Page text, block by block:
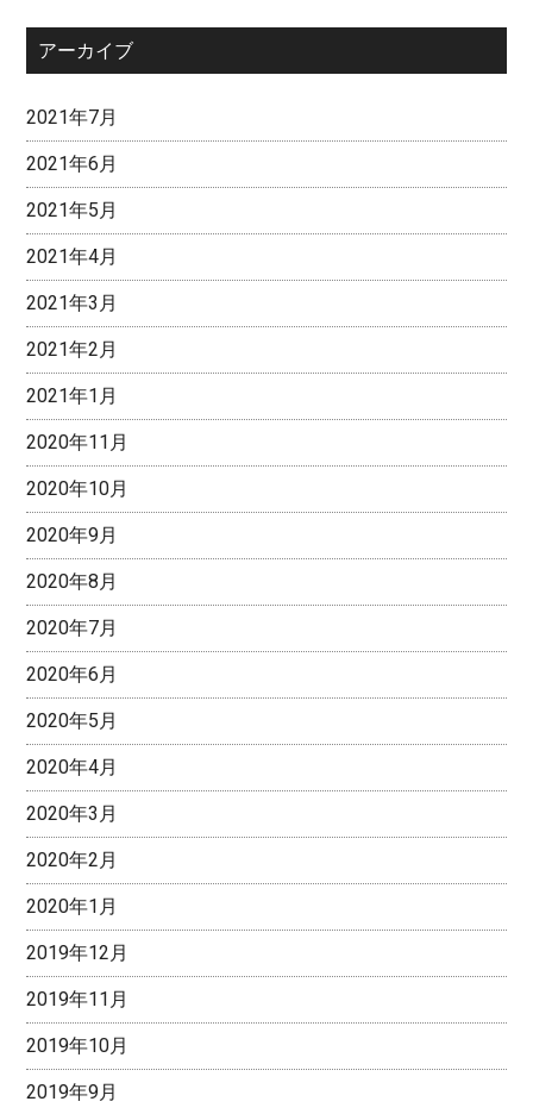
アーカイブ
2021年7月
2021年6月
2021年5月
2021年4月
2021年3月
2021年2月
2021年1月
2020年11月
2020年10月
2020年9月
2020年8月
2020年7月
2020年6月
2020年5月
2020年4月
2020年3月
2020年2月
2020年1月
2019年12月
2019年11月
2019年10月
2019年9月